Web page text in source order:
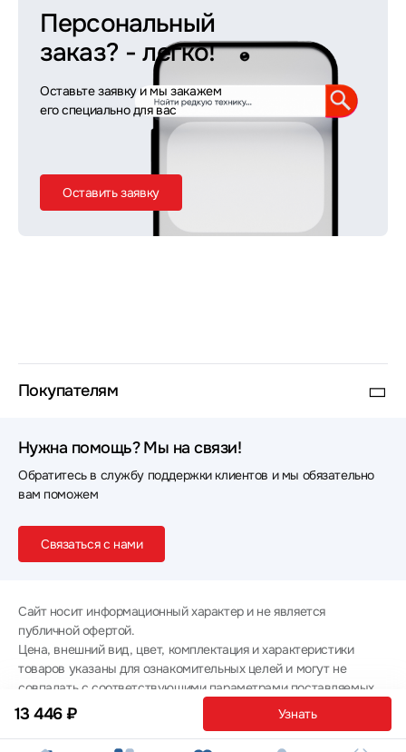
13 446 ₽ Узнать
Персональный
заказ? - легко!
Оставьте заявку и мы закажем
его специально для вас
Оставить заявку
Покупателям
Нужна помощь? Мы на связи!
Обратитесь в службу поддержки клиентов и мы обязательно
вам поможем
Связаться с нами
Сайт носит информационный характер и не является
публичной офертой.
Цена, внешний вид, цвет, комплектация и характеристики
товаров указаны для ознакомительных целей и могут не
совпадать с соответствующими параметрами поставляемых
товаров - уточняйте информацию у менеджера при
оформлении заказа.
Политика конфиденциальности